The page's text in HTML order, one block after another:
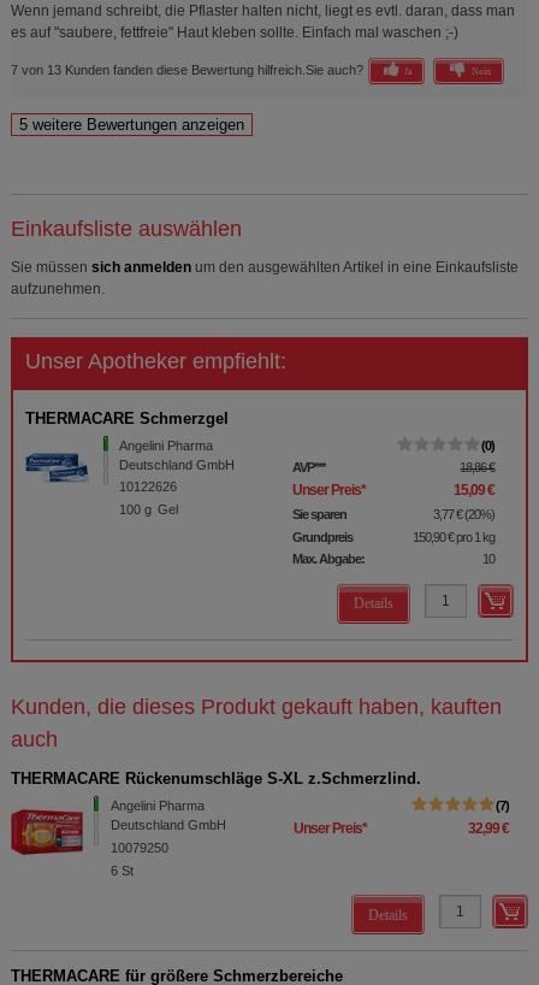
Wenn jemand schreibt, die Pflaster halten nicht, liegt es evtl. daran, dass man
es auf "saubere, fettfreie" Haut kleben sollte. Einfach mal waschen ;-)
7 von 13 Kunden fanden diese Bewertung hilfreich. Sie auch? Ja Nein
Einkaufsliste auswählen
Sie müssen sich anmelden um den ausgewählten Artikel in eine Einkaufsliste
aufzunehmen.
Unser Apotheker empfiehlt:
THERMACARE Schmerzgel
Angelini Pharma
Deutschland GmbH
10122626
100g Gel
0
AVP*** 18,86 €
Unser Preis* 15,09 €
Sie sparen 3,77 €(20%)
Grundpreis
150,90 €pro 1 kg
Max. Abgabe:
10
Details
Kunden, die dieses Produkt gekauft haben, kauften
auch
THERMACARE Rückenumschläge S-XL z.Schmerzlind.
Angelini Pharma
Deutschland GmbH
10079250
6 St
7
Unser Preis* 32,99 €
Details
THERMACARE für größere Schmerzbereiche